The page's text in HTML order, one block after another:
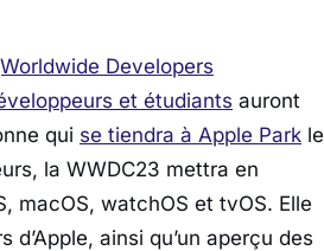
Developers
et étudiants auront
qui se tiendra à Apple Park le
la WWDC23 mettra en
macOS, watchOS et tvOS. Elle
ainsi qu’un aperçu des